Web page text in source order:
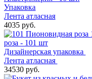
Упаковка
Лента атласная
4035 руб.
роза - 101 шт
Дизайнерская упаковка
Лента атласная
34530 руб.